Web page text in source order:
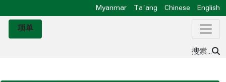
Myanmar Ta'ang Chinese
English
项单
搜索...